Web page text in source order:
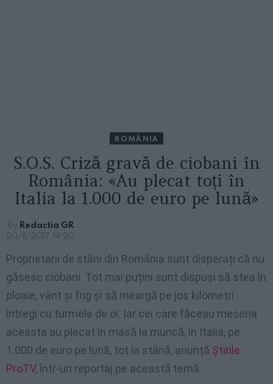
ROMÂNIA
S.O.S. Criză gravă de ciobani în
România: «Au plecat toți în
Italia la 1.000 de euro pe lună»
by Redactia GR
20/11/2017, 19:20
Proprietarii de stâni din România sunt disperați că nu
găsesc ciobani. Tot mai puțini sunt dispuși să stea în
ploaie, vânt și frig și să meargă pe jos kilometri
întregi cu turmele de oi. Iar cei care făceau meseria
aceasta au plecat în masă la muncă, în Italia, pe
1.000 de euro pe lună, tot la stână, anunță Știrile
ProTV, într-un reportaj pe această temă.